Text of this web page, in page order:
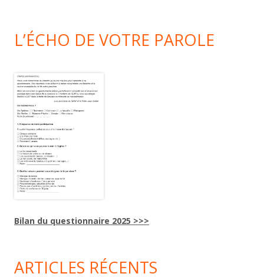
L’ÉCHO DE VOTRE PAROLE
Bilan du questionnaire 2025 >>>
ARTICLES RÉCENTS